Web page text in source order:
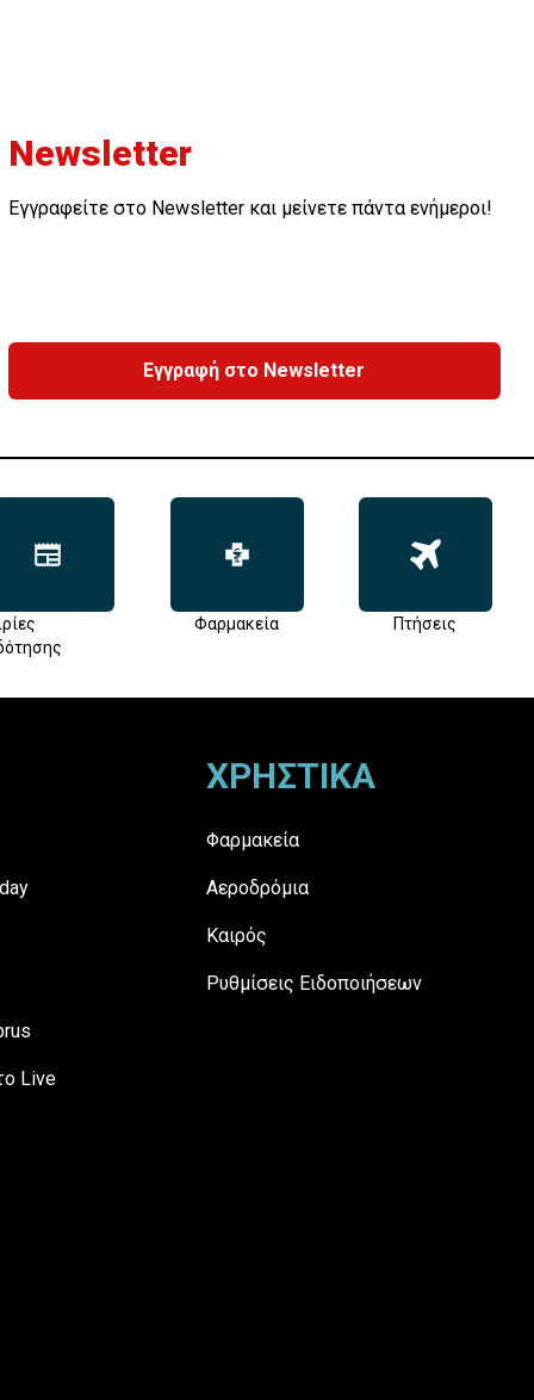
Newsletter
Εγγραφείτε στο Newsletter και μείνετε πάντα ενήμεροι!
Εγγραφή στο Newsletter
Φαρμακεία Πτήσεις
Live
ΧΡΗΣΤΙΚΑ
Φαρμακεία
Αεροδρόμια
Καιρός
Ρυθμίσεις Ειδοποιήσεων